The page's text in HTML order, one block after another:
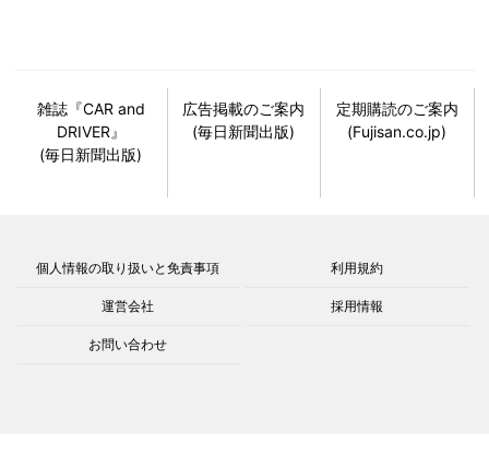
雑誌『CAR and
DRIVER』
(毎日新聞出版)
広告掲載のご案内
(毎日新聞出版)
定期購読のご案内
(Fujisan.co.jp)
個人情報の取り扱いと免責事項 利用規約
運営会社 採用情報
お問い合わせ